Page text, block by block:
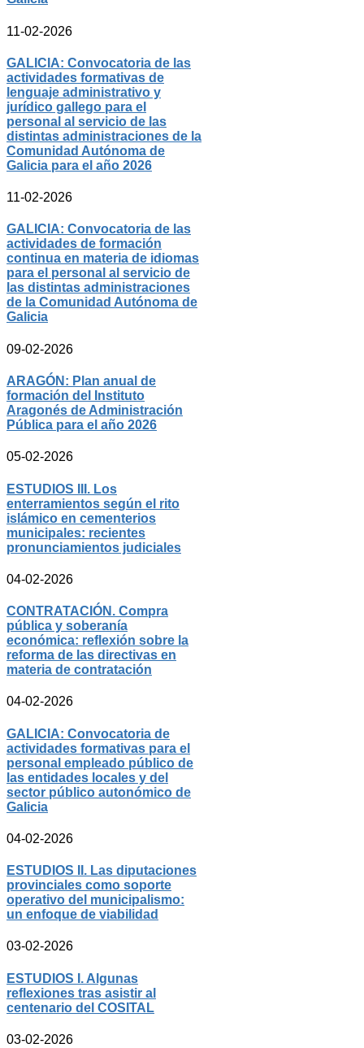
11-02-2026
GALICIA: Convocatoria de las
actividades formativas de
lenguaje administrativo y
jurídico gallego para el
personal al servicio de las
distintas administraciones de la
Comunidad Autónoma de
Galicia para el año 2026
11-02-2026
GALICIA: Convocatoria de las
actividades de formación
continua en materia de idiomas
para el personal al servicio de
las distintas administraciones
de la Comunidad Autónoma de
Galicia
09-02-2026
ARAGÓN: Plan anual de
formación del Instituto
Aragonés de Administración
Pública para el año 2026
05-02-2026
ESTUDIOS III. Los
enterramientos según el rito
islámico en cementerios
municipales: recientes
pronunciamientos judiciales
04-02-2026
CONTRATACIÓN. Compra
pública y soberanía
económica: reflexión sobre la
reforma de las directivas en
materia de contratación
04-02-2026
GALICIA: Convocatoria de
actividades formativas para el
personal empleado público de
las entidades locales y del
sector público autonómico de
Galicia
04-02-2026
ESTUDIOS II. Las diputaciones
provinciales como soporte
operativo del municipalismo:
un enfoque de viabilidad
03-02-2026
ESTUDIOS I. Algunas
reflexiones tras asistir al
centenario del COSITAL
03-02-2026